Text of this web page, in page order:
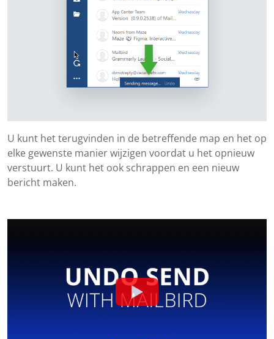
U kunt het terugvinden in de betreffende map en het op
elke gewenste manier wijzigen voordat u het opnieuw
verstuurt. U kunt het ook schrappen en een nieuw
bericht maken.